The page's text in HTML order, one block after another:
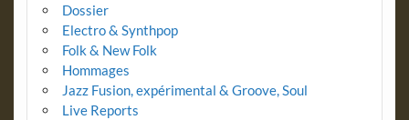
Dossier
Electro & Synthpop
Folk & New Folk
Hommages
Jazz Fusion, expérimental & Groove, Soul
Live Reports